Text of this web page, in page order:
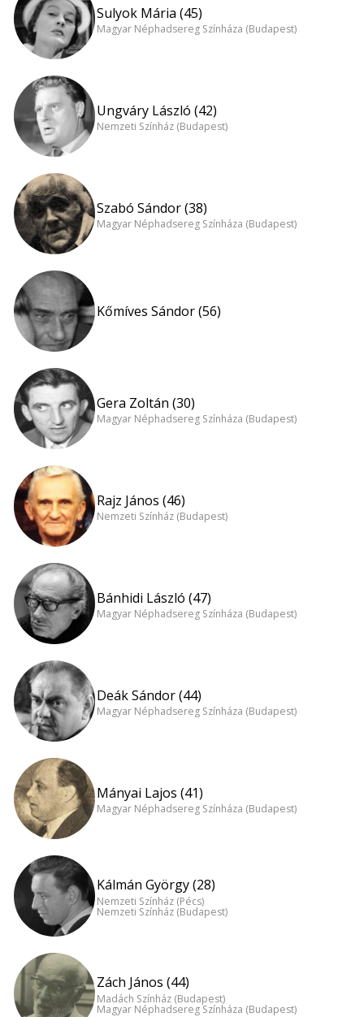
Sulyok Mária (45)
Magyar Néphadsereg Színháza (Budapest)
Ungváry László (42)
Nemzeti Színház (Budapest)
Szabó Sándor (38)
Magyar Néphadsereg Színháza (Budapest)
Kőmíves Sándor (56)
Gera Zoltán (30)
Magyar Néphadsereg Színháza (Budapest)
Rajz János (46)
Nemzeti Színház (Budapest)
Bánhidi László (47)
Magyar Néphadsereg Színháza (Budapest)
Deák Sándor (44)
Magyar Néphadsereg Színháza (Budapest)
Mányai Lajos (41)
Magyar Néphadsereg Színháza (Budapest)
Kálmán György (28)
Nemzeti Színház (Pécs)
Nemzeti Színház (Budapest)
Zách János (44)
Madách Színház (Budapest)
Magyar Néphadsereg Színháza (Budapest)